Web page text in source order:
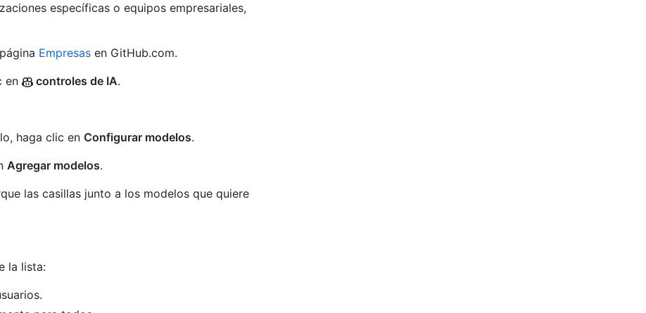
específicas o equipos empresariales,
Empresas en GitHub.com.
en
controles de IA.
haga clic en Configurar modelos.
Agregar modelos.
las casillas junto a los modelos que quiere
la lista: